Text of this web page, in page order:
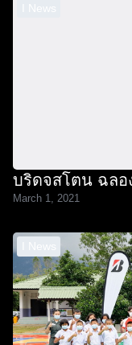
I News
บริดจสโตน ฉลอ
March 1, 2021
I News